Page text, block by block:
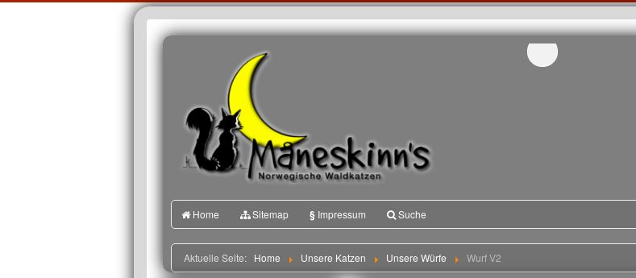
Home Sitemap § Impressum Suche
Aktuelle Seite: Home Unsere Katzen Unsere Würfe Wurf V2